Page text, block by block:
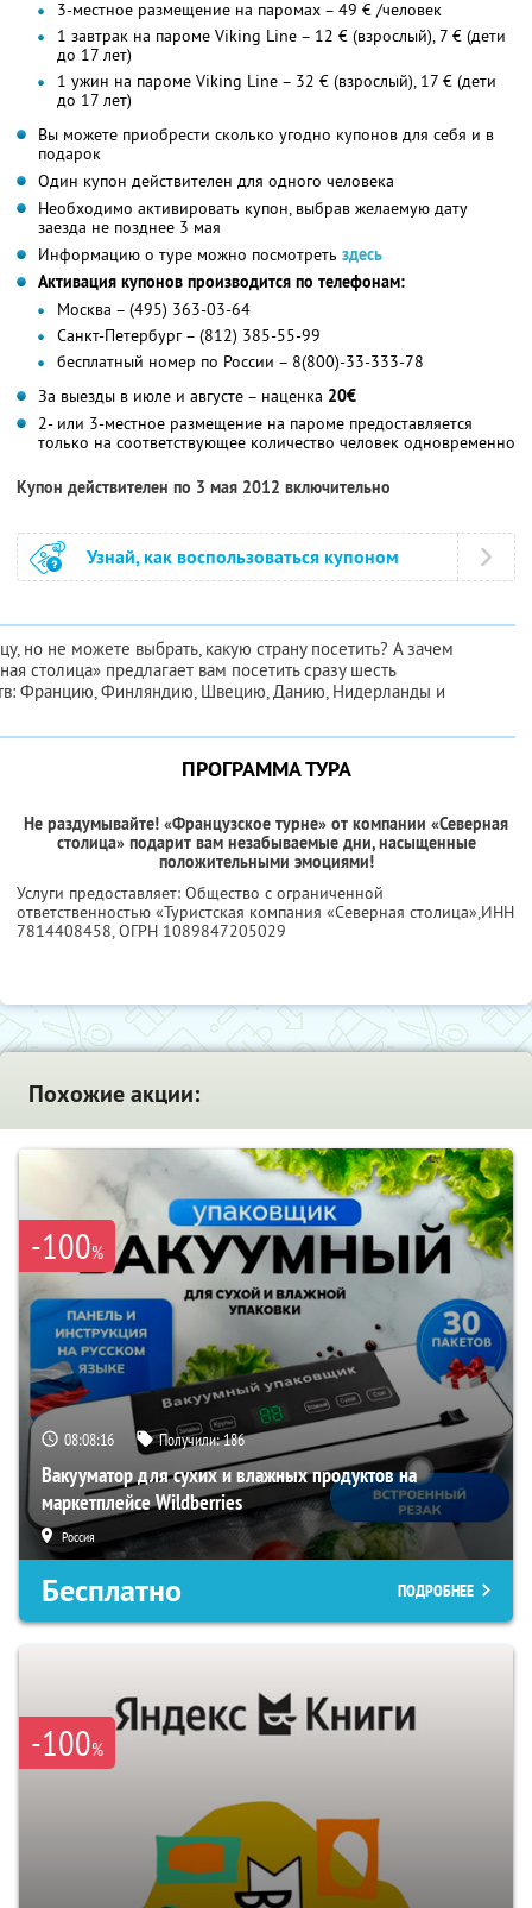
3-местное размещение на паромах – 49 € /человек
1 завтрак на пароме Viking Line – 12 € (взрослый), 7 € (дети
до 17 лет)
1 ужин на пароме Viking Line – 32 € (взрослый), 17 € (дети
до 17 лет)
Вы можете приобрести сколько угодно купонов для себя и в
подарок
Один купон действителен для одного человека
Необходимо активировать купон, выбрав желаемую дату
заезда не позднее 3 мая
Информацию о туре можно посмотреть здесь
Активация купонов производится по телефонам:
Москва – (495) 363-03-64
Санкт-Петербург – (812) 385-55-99
бесплатный номер по России – 8(800)-33-333-78
За выезды в июле и августе – наценка 20€
2- или 3-местное размещение на пароме предоставляется
только на соответствующее количество человек одновременно
Купон действителен по 3 мая 2012 включительно
Узнай, как воспользоваться купоном
но не можете выбрать, какую страну посетить? А зачем
столица» предлагает вам посетить сразу шесть
Францию, Финляндию, Швецию, Данию, Нидерланды и
ПРОГРАММА ТУРА
Не раздумывайте! «Французское турне» от компании «Северная
столица» подарит вам незабываемые дни, насыщенные
положительными эмоциями!
Услуги предоставляет: Общество с ограниченной
ответственностью «Туристская компания «Северная столица»,ИНН
7814408458, ОГРН 1089847205029
Похожие акции:
-100%
08:08:15 Получили:186
Вакууматор для сухих и влажных продуктов на
маркетплейсе Wildberries
Россия
Бесплатно ПОДРОБНЕЕ
-100%